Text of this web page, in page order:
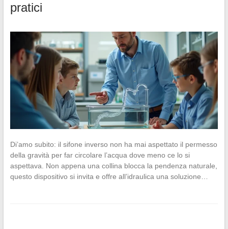
pratici
Di’amo subito: il sifone inverso non ha mai aspettato il permesso
della gravità per far circolare l’acqua dove meno ce lo si
aspettava. Non appena una collina blocca la pendenza naturale,
questo dispositivo si invita e offre all’idraulica una soluzione…